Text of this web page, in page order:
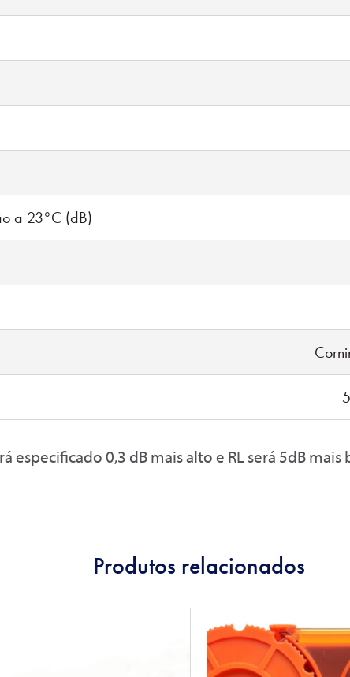
a 23°C (dB)
especificado 0,3 dB mais alto e RL será 5dB mais
Produtos relacionados